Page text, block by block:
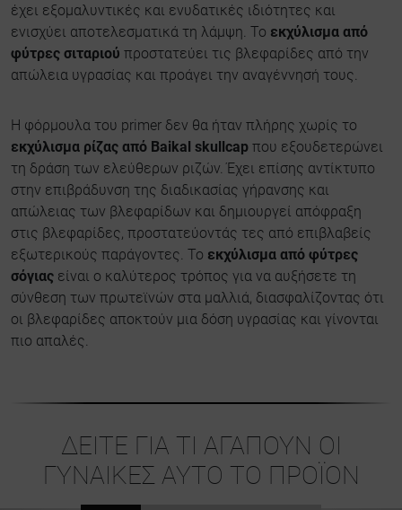
έχει εξομαλυντικές και ενυδατικές ιδιότητες και
ενισχύει αποτελεσματικά τη λάμψη. Το εκχύλισμα από
φύτρες σιταριού προστατεύει τις βλεφαρίδες από την
απώλεια υγρασίας και προάγει την αναγέννησή τους.
Η φόρμουλα του primer δεν θα ήταν πλήρης χωρίς το
εκχύλισμα ρίζας από Baikal skullcap που εξουδετερώνει
τη δράση των ελεύθερων ριζών. Έχει επίσης αντίκτυπο
στην επιβράδυνση της διαδικασίας γήρανσης και
απώλειας των βλεφαρίδων και δημιουργεί απόφραξη
στις βλεφαρίδες, προστατεύοντάς τες από επιβλαβείς
εξωτερικούς παράγοντες. Το εκχύλισμα από φύτρες
σόγιας είναι ο καλύτερος τρόπος για να αυξήσετε τη
σύνθεση των πρωτεϊνών στα μαλλιά, διασφαλίζοντας ότι
οι βλεφαρίδες αποκτούν μια δόση υγρασίας και γίνονται
πιο απαλές.
ΔΕΙΤΕ ΓΙΑ ΤΙ ΑΓΑΠΟΥΝ ΟΙ
ΓΥΝΑΙΚΕΣ ΑΥΤΟ ΤΟ ΠΡΟΪΟΝ